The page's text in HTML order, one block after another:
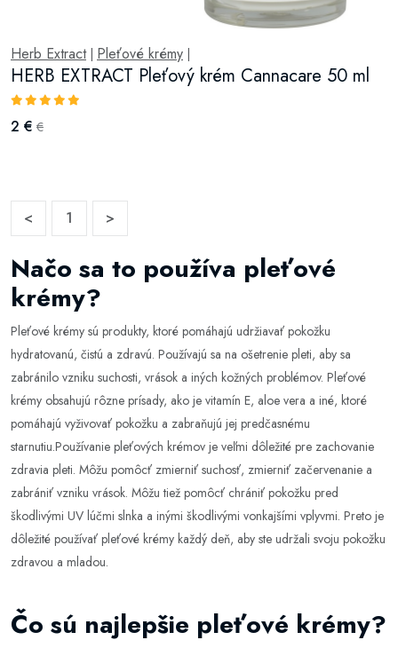
Herb Extract| Pleťové krémy
HERB EXTRACT Pleťový krém Cannacare 50 ml
2 € €
< 1 >
Načo sa to používa pleťové
krémy?
Pleťové krémy sú produkty, ktoré pomáhajú udržiavať pokožku
hydratovanú, čistú a zdravú. Používajú sa na ošetrenie pleti, aby sa
zabránilo vzniku suchosti, vrások a iných kožných problémov. Pleťové
krémy obsahujú rôzne prísady, ako je vitamín E, aloe vera a iné, ktoré
pomáhajú vyživovať pokožku a zabraňujú jej predčasnému
starnutiu.Používanie pleťových krémov je veľmi dôležité pre zachovanie
zdravia pleti. Môžu pomôcť zmierniť suchosť, zmierniť začervenanie a
zabrániť vzniku vrások. Môžu tiež pomôcť chrániť pokožku pred
škodlivými UV lúčmi slnka a inými škodlivými vonkajšími vplyvmi. Preto je
dôležité používať pleťové krémy každý deň, aby ste udržali svoju pokožku
zdravou a mladou.
Čo sú najlepšie pleťové krémy?